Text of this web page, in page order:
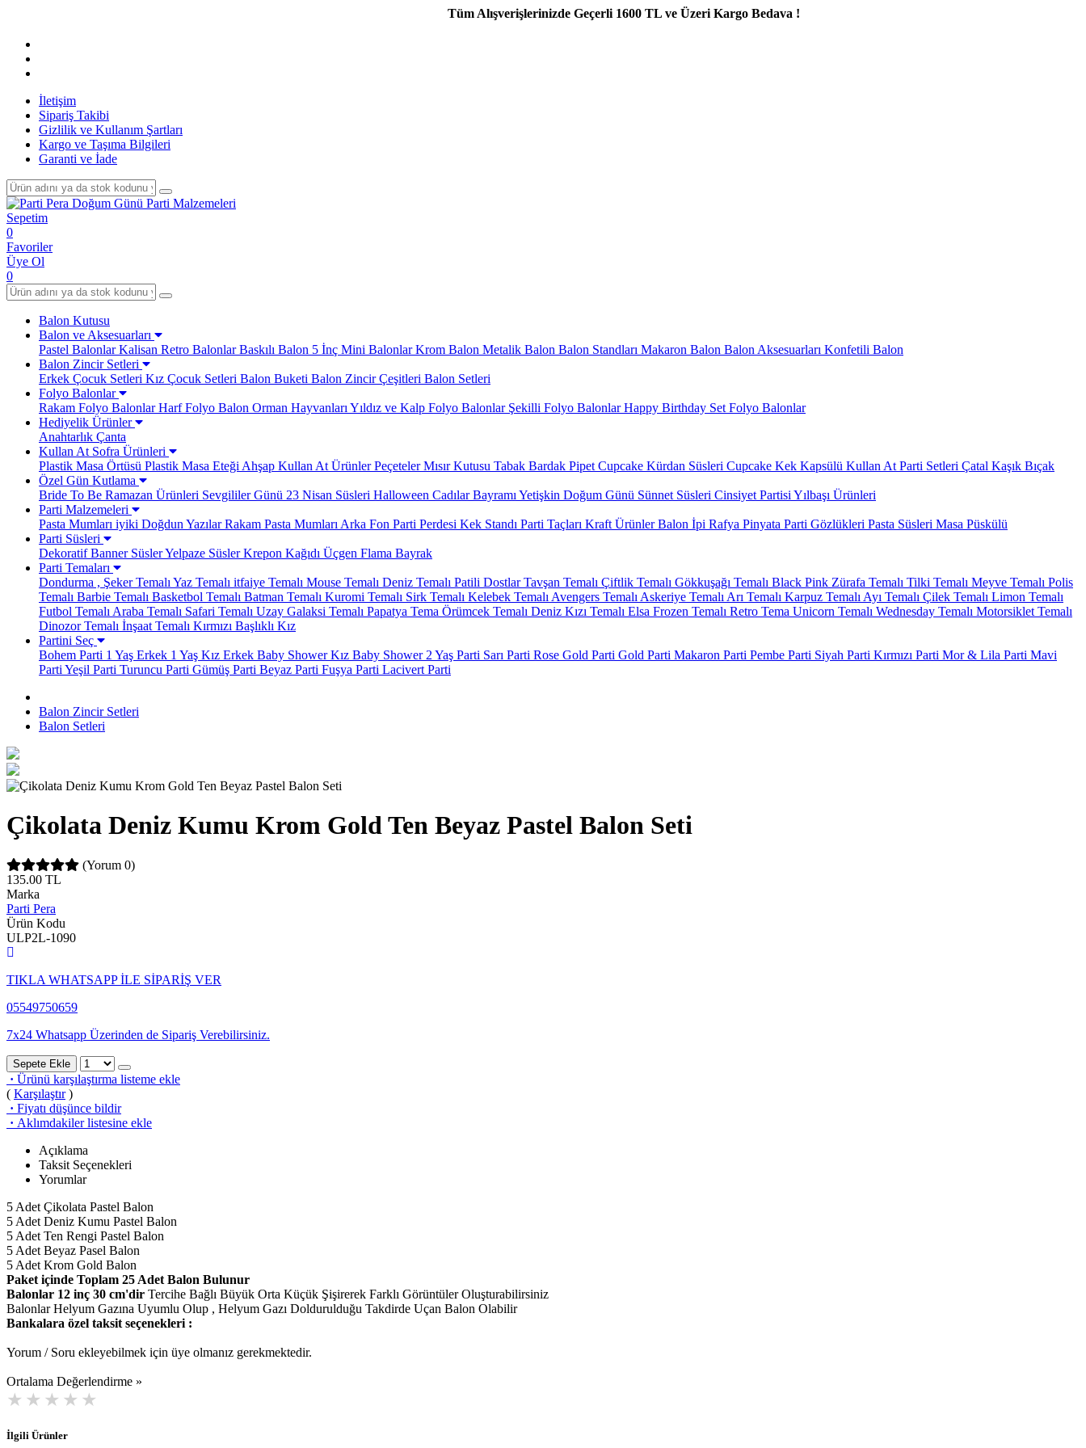
Tüm Alışverişlerinizde Geçerli 1600 TL ve Üzeri Kargo Bedava !
İletişim
Sipariş Takibi
Gizlilik ve Kullanım Şartları
Kargo ve Taşıma Bilgileri
Garanti ve İade
Sepetim
0
Favoriler
Üye Ol
0
Balon Kutusu
Balon ve Aksesuarları
Pastel BalonlarKalisan Retro BalonlarBaskılı Balon 5 İnç Mini BalonlarKrom Balon Metalik Balon Balon Standları Makaron Balon Balon Aksesuarları Konfetili Balon
Balon Zincir Setleri
Erkek Çocuk Setleri Kız Çocuk Setleri Balon Buketi Balon Zincir Çeşitleri Balon Setleri
Folyo Balonlar
Rakam Folyo BalonlarHarf Folyo Balon Orman Hayvanları Yıldız ve Kalp Folyo BalonlarŞekilli Folyo BalonlarHappy Birthday Set Folyo Balonlar
Hediyelik Ürünler
Anahtarlık Çanta
Kullan At Sofra Ürünleri
Plastik Masa Örtüsü Plastik Masa Eteği Ahşap Kullan At ÜrünlerPeçetelerMısır Kutusu Tabak Bardak Pipet Cupcake Kürdan Süsleri Cupcake Kek Kapsülü Kullan At Parti Setleri Çatal Kaşık Bıçak
Özel Gün Kutlama
Bride To Be Ramazan Ürünleri Sevgililer Günü 23 Nisan Süsleri Halloween Cadılar Bayramı Yetişkin Doğum Günü Sünnet Süsleri Cinsiyet Partisi Yılbaşı Ürünleri
Parti Malzemeleri
Pasta Mumları iyiki Doğdun YazılarRakam Pasta Mumları Arka Fon Parti Perdesi Kek Standı Parti Taçları Kraft ÜrünlerBalon İpi Rafya Pinyata Parti Gözlükleri Pasta Süsleri Masa Püskülü
Parti Süsleri
Dekoratif Banner SüslerYelpaze SüslerKrepon Kağıdı Üçgen Flama Bayrak
Parti Temaları
Dondurma , Şeker Temalı Yaz Temalı itfaiye Temalı Mouse Temalı Deniz Temalı Patili DostlarTavşan Temalı Çiftlik Temalı Gökkuşağı Temalı Black Pink Zürafa Temalı Tilki Temalı Meyve Temalı Polis
Temalı Barbie Temalı Basketbol Temalı Batman Temalı Kuromi Temalı Sirk Temalı Kelebek Temalı Avengers Temalı Askeriye Temalı Arı Temalı Karpuz Temalı Ayı Temalı Çilek Temalı Limon Temalı
Futbol Temalı Araba Temalı Safari Temalı Uzay Galaksi Temalı Papatya Tema Örümcek Temalı Deniz Kızı Temalı Elsa Frozen Temalı Retro Tema Unicorn Temalı Wednesday Temalı Motorsiklet Temalı
Dinozor Temalı İnşaat Temalı Kırmızı Başlıklı Kız
Partini Seç
Bohem Parti 1 Yaş Erkek 1 Yaş Kız Erkek Baby ShowerKız Baby Shower2 Yaş Parti Sarı Parti Rose Gold Parti Gold Parti Makaron Parti Pembe Parti Siyah Parti Kırmızı Parti Mor & Lila Parti Mavi
Parti Yeşil Parti Turuncu Parti Gümüş Parti Beyaz Parti Fuşya Parti Lacivert Parti
Balon Zincir Setleri
Balon Setleri
Çikolata Deniz Kumu Krom Gold Ten Beyaz Pastel Balon Seti
(Yorum 0)
135.00 TL
Marka
Parti Pera
Ürün Kodu
ULP2L-1090
TIKLA WHATSAPP İLE SİPARİŞ VER
05549750659
7x24 Whatsapp Üzerinden de Sipariş Verebilirsiniz.
Sepete Ekle
· Ürünü karşılaştırma listeme ekle
( Karşılaştır)
· Fiyatı düşünce bildir
· Aklımdakiler listesine ekle
Açıklama
Taksit Seçenekleri
Yorumlar
5 Adet Çikolata Pastel Balon
5 Adet Deniz Kumu Pastel Balon
5 Adet Ten Rengi Pastel Balon
5 Adet Beyaz Pasel Balon
5 Adet Krom Gold Balon
Paket içinde Toplam 25 Adet Balon Bulunur
Balonlar 12 inç 30 cm'dir Tercihe Bağlı Büyük Orta Küçük Şişirerek Farklı Görüntüler Oluşturabilirsiniz
Balonlar Helyum Gazına Uyumlu Olup , Helyum Gazı Doldurulduğu Takdirde Uçan Balon Olabilir
Bankalara özel taksit seçenekleri :
Yorum / Soru ekleyebilmek için üye olmanız gerekmektedir.
Ortalama Değerlendirme »
İlgili Ürünler